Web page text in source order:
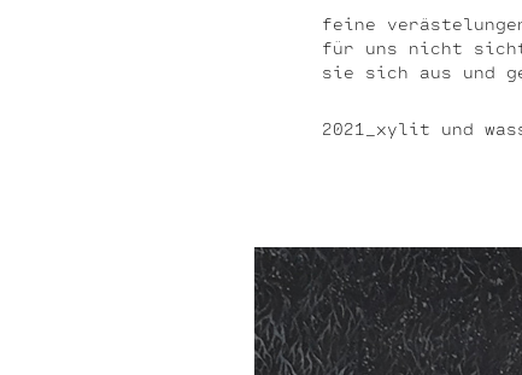
feine
für uns nicht
sie sich aus und
2021_xylit und